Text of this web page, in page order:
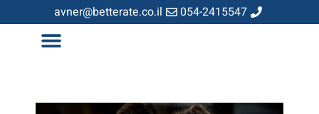
054-2415547
avner@betterate.co.il